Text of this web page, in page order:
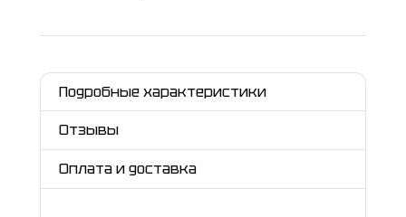
Подробные характеристики
Отзывы
Оплата и доставка